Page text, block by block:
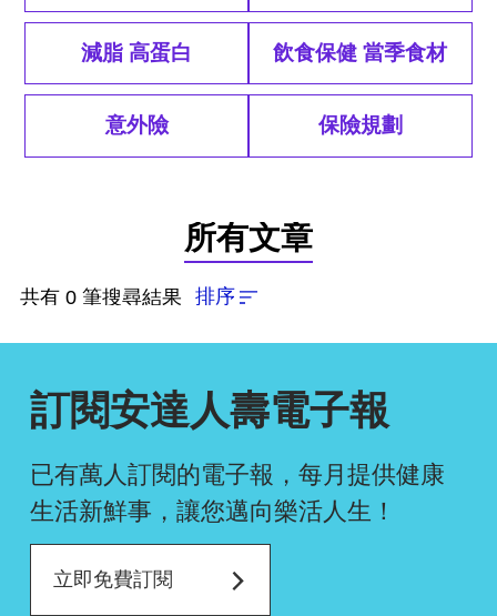
減脂 高蛋白 飲食保健 當季食材
意外險 保險規劃
所有文章
共有 0 筆搜尋結果 排序
訂閱安達人壽電子報
已有萬人訂閱的電子報，每月提供健康
生活新鮮事， 讓您邁向樂活人生！
立即免費訂閱
依瀏覽人數多至少
確認排序